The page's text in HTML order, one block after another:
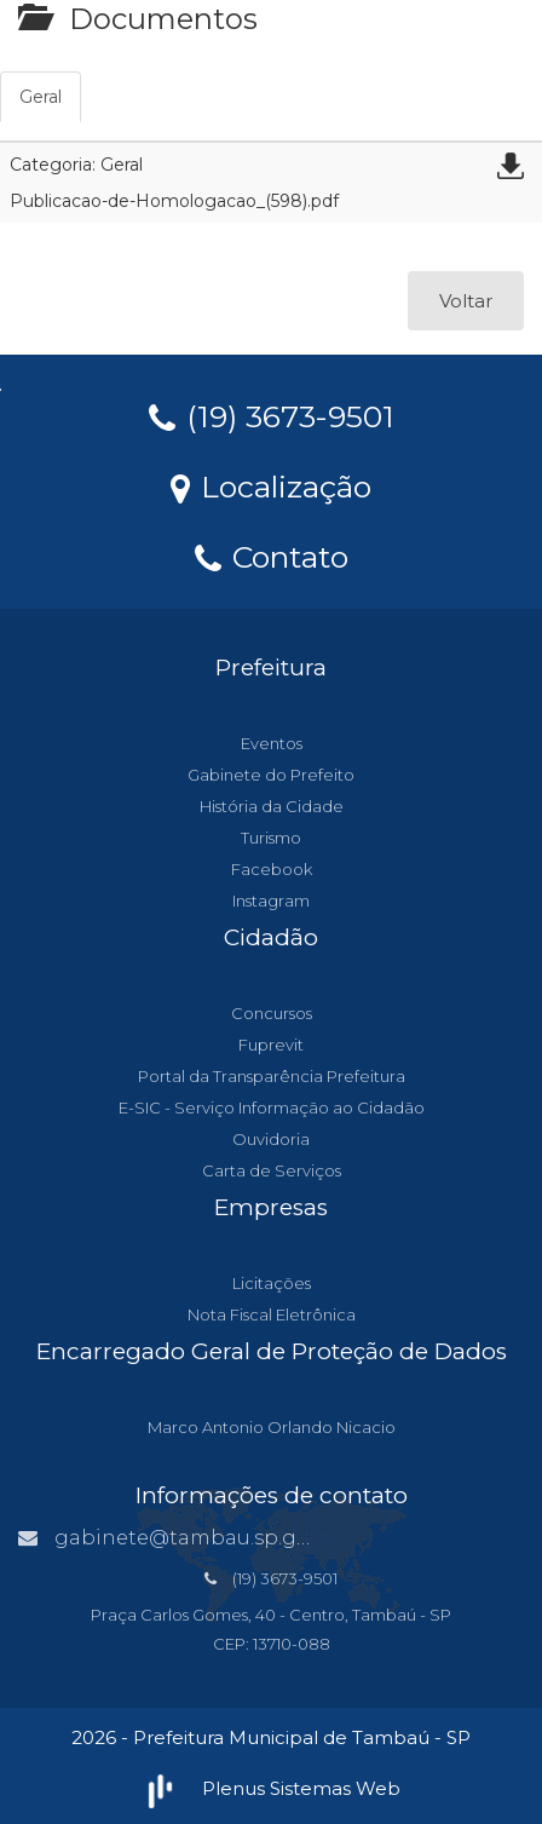
Documentos
Geral
Categoria: Geral
Publicacao-de-Homologacao_(598).pdf
Voltar
(19) 3673-9501
Localização
Contato
Prefeitura
Eventos
Gabinete do Prefeito
História da Cidade
Turismo
Facebook
Instagram
Cidadão
Concursos
Fuprevit
Portal da Transparência Prefeitura
E-SIC - Serviço Informação ao Cidadão
Ouvidoria
Carta de Serviços
Empresas
Licitações
Nota Fiscal Eletrônica
Encarregado Geral de Proteção de Dados
Marco Antonio Orlando Nicacio
Informações de contato
gabinete@tambau.sp.gov.br
(19) 3673-9501
Praça Carlos Gomes, 40 - Centro, Tambaú - SP
CEP: 13710-088
2026 - Prefeitura Municipal de Tambaú - SP
Plenus Sistemas Web